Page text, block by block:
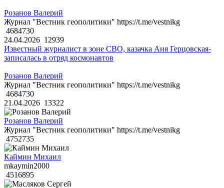
Розанов Валерий
Журнал "Вестник геополитики" https://t.me/vestnikg
4684730
24.04.2026 12939
Известный журналист в зоне СВО, казачка Аня Герцовская-
записалась в отряд космонавтов
Розанов Валерий
Журнал "Вестник геополитики" https://t.me/vestnikg
4684730
21.04.2026 13322
Розанов Валерий
Журнал "Вестник геополитики" https://t.me/vestnikg
4752735
Каймин Михаил
mkaymin2000
4516895